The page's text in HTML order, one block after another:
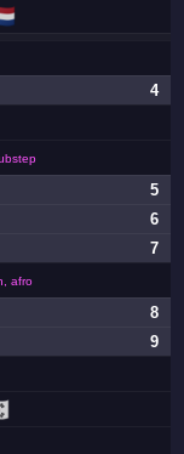
4
5
6
7
afro
8
9